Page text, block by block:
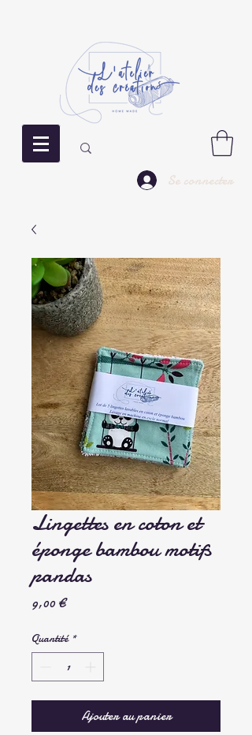
Se connecter
Lingettes en coton et
éponge bambou motifs
pandas
9,00 €Prix
Quantité *
Ajouter au panier